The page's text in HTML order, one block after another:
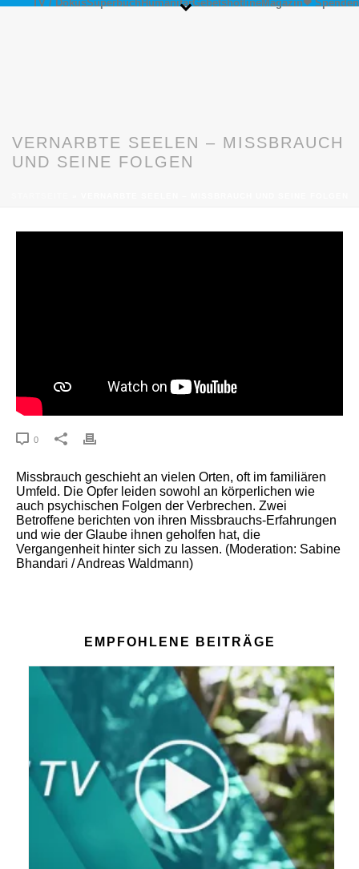
TV / DokusSuperbuch HumanitärGebetshotlineMagazin❤ Spenden
VERNARBTE SEELEN – MISSBRAUCH
UND SEINE FOLGEN
0
Missbrauch geschieht an vielen Orten, oft im familiären
Umfeld. Die Opfer leiden sowohl an körperlichen wie
auch psychischen Folgen der Verbrechen. Zwei
Betroffene berichten von ihren Missbrauchs-Erfahrungen
und wie der Glaube ihnen geholfen hat, die
Vergangenheit hinter sich zu lassen. (Moderation: Sabine
Bhandari / Andreas Waldmann)
EMPFOHLENE BEITRÄGE